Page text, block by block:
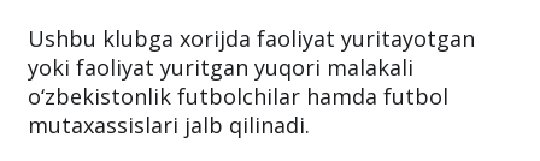
Ushbu klubga xorijda faoliyat yuritayotgan
yoki faoliyat yuritgan yuqori malakali
o‘zbekistonlik futbolchilar hamda futbol
mutaxassislari jalb qilinadi.